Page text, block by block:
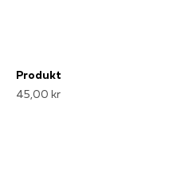
Produkt
45,00 kr